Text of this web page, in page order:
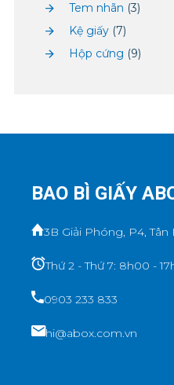
Tem nhãn (3)
Kệ giấy (7)
Hộp cứng (9)
BAO BÌ GIẤY
3B Giải Phóng, P4, Tân
Thứ 2 - Thứ 7: 8h00 -
0903 233 833
hi@abox.com.vn